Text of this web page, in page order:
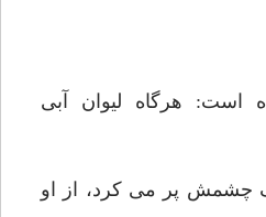
است: هرگاه لیوان آبی
چشمش پر می کرد، از او